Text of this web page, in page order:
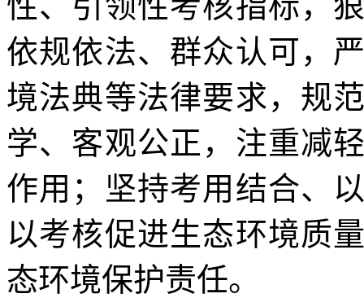
依规依法、群众认可，
境法典等法律要求，规
学、客观公正，注重减
作用；坚持考用结合、
以考核促进生态环境质
态环境保护责任。